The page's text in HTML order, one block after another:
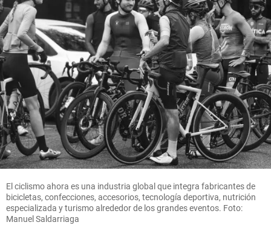
en el
Oriente
antioqueño
share
Maradona?
share
Columnistas
Competencia
epidémica
share
El ciclismo ahora es una industria global que integra fabricantes de
bicicletas, confecciones, accesorios, tecnología deportiva, nutrición
especializada y turismo alrededor de los grandes eventos. Foto:
Manuel Saldarriaga